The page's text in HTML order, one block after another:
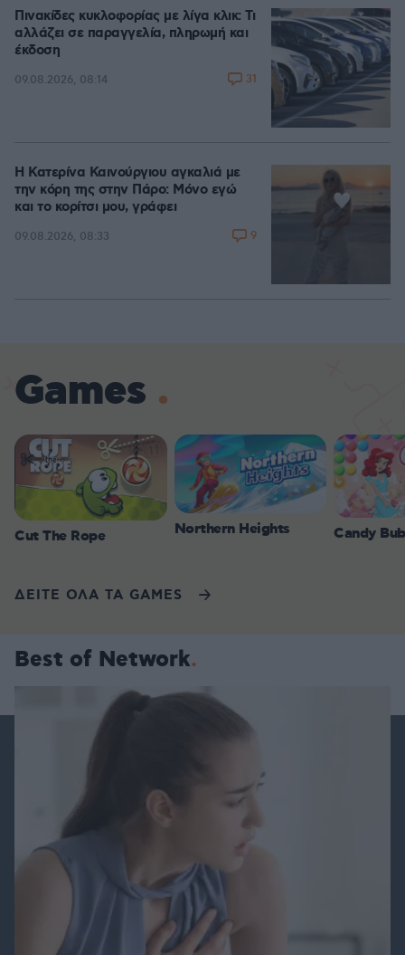
Πινακίδες κυκλοφορίας με λίγα κλικ: Τι
αλλάζει σε παραγγελία, πληρωμή και
έκδοση
09.08.2026, 08:14 31
Η Κατερίνα Καινούργιου αγκαλιά με
την κόρη της στην Πάρο: Μόνο εγώ
και το κορίτσι μου, γράφει
09.08.2026, 08:33 9
Games
Cut The Rope Northern Heights Candy
ΔΕΙΤΕ ΟΛΑ ΤΑ GAMES
Best of Network